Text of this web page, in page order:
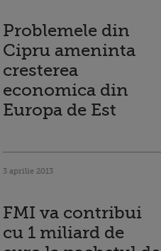
Problemele din
Cipru ameninta
cresterea
economica din
Europa de Est
3 aprilie 2013
FMI va contribui
cu 1 miliard de